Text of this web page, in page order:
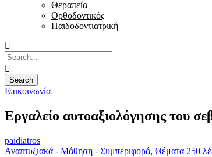
Θεραπεία
Ορθοδοντικός
Παιδοδοντιατρική
Επικοινωνία
Εργαλείο αυτοαξιολόγησης του
paidiatros
Αναπτυξιακά - Μάθηση - Συμπεριφορά, Θέματα 250